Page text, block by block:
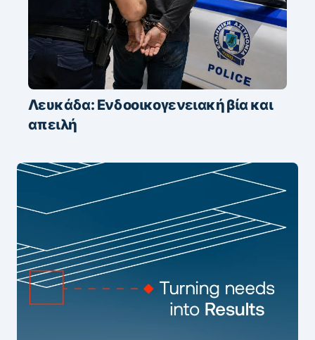
Λευκάδα: Ενδοοικογενειακή βία και
απειλή